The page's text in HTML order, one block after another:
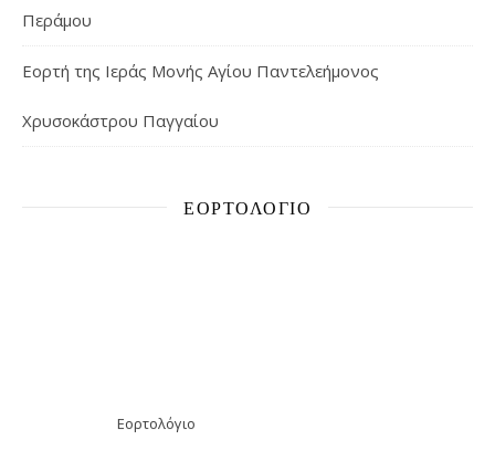
Περάμου
Εορτή της Ιεράς Μονής Αγίου Παντελεήμονος
Χρυσοκάστρου Παγγαίου
ΕΟΡΤΟΛΌΓΙΟ
Εορτολόγιο